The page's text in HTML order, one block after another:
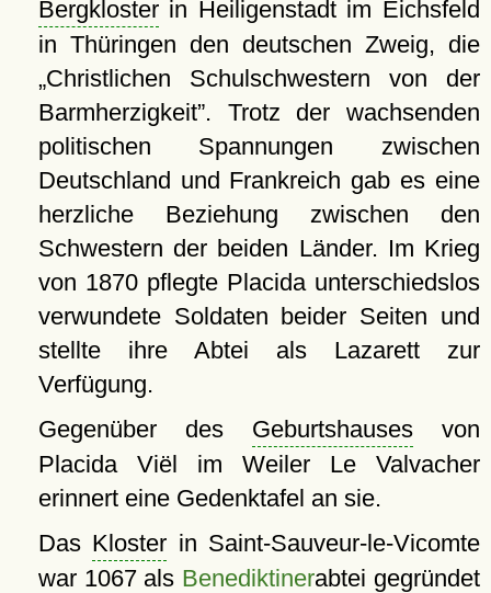
Bergklosterin Heiligenstadt im Eichsfeld
in Thüringen den deutschen Zweig, die
Christlichen Schulschwestern von der
Barmherzigkeit . Trotz der wachsenden
politischen Spannungen zwischen
Deutschland und Frankreich gab es eine
herzliche Beziehung zwischen den
Schwestern der beiden Länder. Im Krieg
von 1870 pflegte Placida unterschiedslos
verwundete Soldaten beider Seiten und
stellte ihre Abtei als Lazarett zur
Verfügung.
Gegenüber des Geburtshausesvon
Placida Viël im Weiler Le Valvacher
erinnert eine Gedenktafel an sie.
Das Kloster in Saint-Sauveur-le-Vicomte
war 1067 als Benediktinerabtei gegründet